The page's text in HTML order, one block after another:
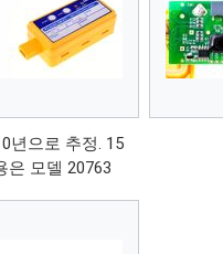
년으로 추정. 15
은 모델 20763